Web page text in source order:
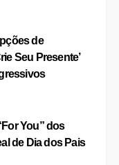
de
Seu Presente’
You” dos
de Dia dos Pais